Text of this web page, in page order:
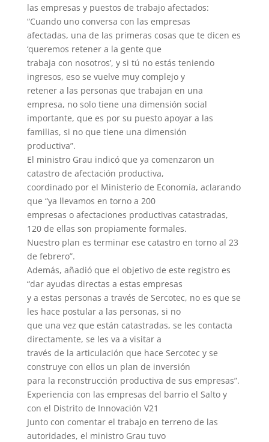
las empresas y puestos de trabajo afectados:
“Cuando uno conversa con las empresas
afectadas, una de las primeras cosas que te dicen es
‘queremos retener a la gente que
trabaja con nosotros’, y si tú no estás teniendo
ingresos, eso se vuelve muy complejo y
retener a las personas que trabajan en una
empresa, no solo tiene una dimensión social
importante, que es por su puesto apoyar a las
familias, si no que tiene una dimensión
productiva”.
El ministro Grau indicó que ya comenzaron un
catastro de afectación productiva,
coordinado por el Ministerio de Economía, aclarando
que “ya llevamos en torno a 200
empresas o afectaciones productivas catastradas,
120 de ellas son propiamente formales.
Nuestro plan es terminar ese catastro en torno al 23
de febrero”.
Además, añadió que el objetivo de este registro es
“dar ayudas directas a estas empresas
y a estas personas a través de Sercotec, no es que se
les hace postular a las personas, si no
que una vez que están catastradas, se les contacta
directamente, se les va a visitar a
través de la articulación que hace Sercotec y se
construye con ellos un plan de inversión
para la reconstrucción productiva de sus empresas”.
Experiencia con las empresas del barrio el Salto y
con el Distrito de Innovación V21
Junto con comentar el trabajo en terreno de las
autoridades, el ministro Grau tuvo